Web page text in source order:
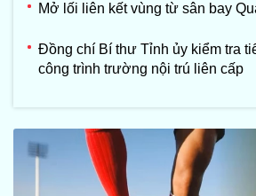
Mở lối liên kết vùng từ sân bay
Đồng chí Bí thư Tỉnh ủy kiểm tra
công trình trường nội trú liên cấp